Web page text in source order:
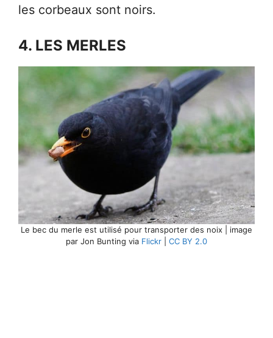
les corbeaux sont noirs.
4. LES MERLES
Le bec du merle est utilisé pour transporter des noix | image
par Jon Bunting via Flickr CC BY 2.0